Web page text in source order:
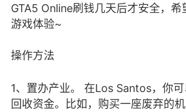
GTA5 Online刷钱几天后才安全，希
游戏体验~
操作方法
1、置办产业。 在Los Santos，你
回收资金。比如，购买一座废弃的